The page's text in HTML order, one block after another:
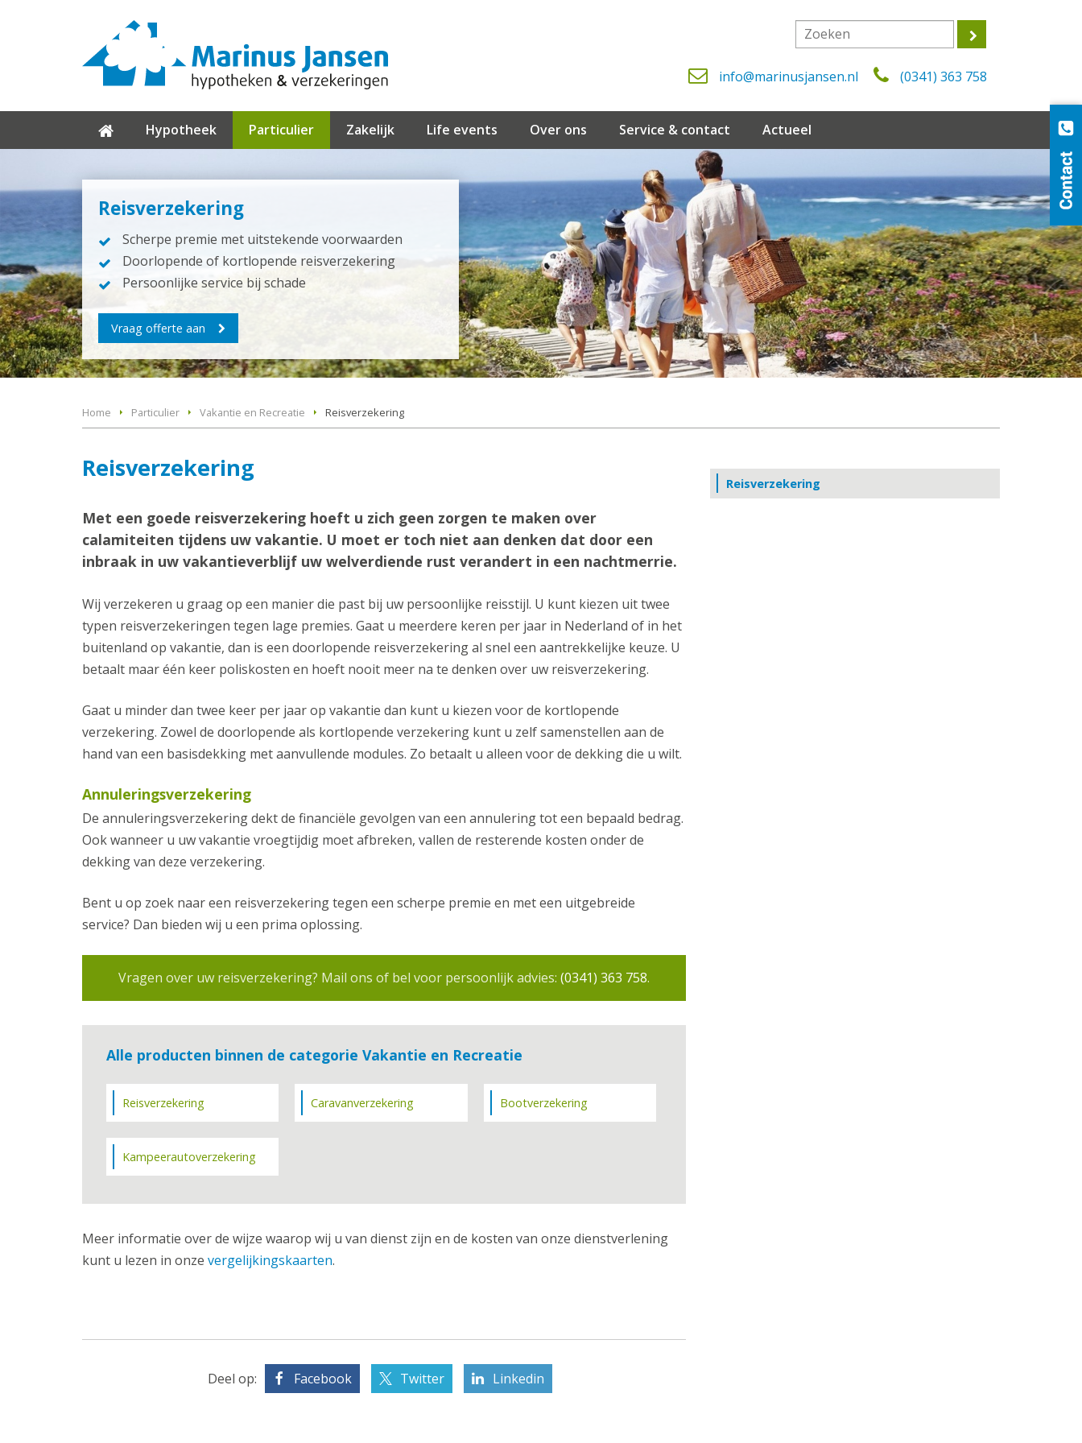
info@marinusjansen.nl (0341) 363 758
Hypotheek Particulier Zakelijk Life events Over ons Service & contact Actueel
Reisverzekering
Scherpe premie met uitstekende voorwaarden
Doorlopende of kortlopende reisverzekering
Persoonlijke service bij schade
Vraag offerte aan
Home Particulier Vakantie en Recreatie Reisverzekering
Reisverzekering
Met een goede reisverzekering hoeft u zich geen zorgen te maken over
calamiteiten tijdens uw vakantie. U moet er toch niet aan denken dat door een
inbraak in uw vakantieverblijf uw welverdiende rust verandert in een nachtmerrie.
Wij verzekeren u graag op een manier die past bij uw persoonlijke reisstijl. U kunt kiezen uit twee
typen reisverzekeringen tegen lage premies. Gaat u meerdere keren per jaar in Nederland of in het
buitenland op vakantie, dan is een doorlopende reisverzekering al snel een aantrekkelijke keuze. U
betaalt maar één keer poliskosten en hoeft nooit meer na te denken over uw reisverzekering.
Gaat u minder dan twee keer per jaar op vakantie dan kunt u kiezen voor de kortlopende
verzekering. Zowel de doorlopende als kortlopende verzekering kunt u zelf samenstellen aan de
hand van een basisdekking met aanvullende modules. Zo betaalt u alleen voor de dekking die u wilt.
Annuleringsverzekering
De annuleringsverzekering dekt de financiële gevolgen van een annulering tot een bepaald bedrag.
Ook wanneer u uw vakantie vroegtijdig moet afbreken, vallen de resterende kosten onder de
dekking van deze verzekering.
Bent u op zoek naar een reisverzekering tegen een scherpe premie en met een uitgebreide
service? Dan bieden wij u een prima oplossing.
Vragen over uw reisverzekering? Mail ons of bel voor persoonlijk advies: (0341) 363 758.
Alle producten binnen de categorie Vakantie en Recreatie
Reisverzekering Caravanverzekering Bootverzekering
Kampeerautoverzekering
Meer informatie over de wijze waarop wij u van dienst zijn en de kosten van onze dienstverlening
kunt u lezen in onze vergelijkingskaarten.
Deel op: Facebook Twitter Linkedin
Reisverzekering